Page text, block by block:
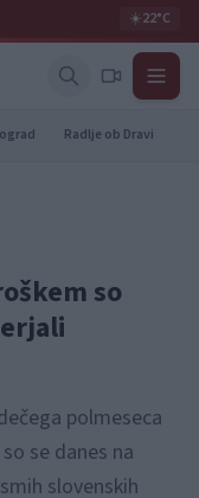
☀️22°C
Radlje ob Dravi
so
polmeseca
se danes na
slovenskih